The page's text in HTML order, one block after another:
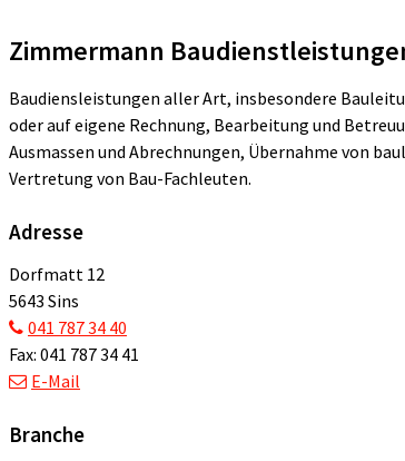
Zimmermann
Baudiensleistungen aller Art, insbesondere
oder auf eigene Rechnung, Bearbeitung und
Ausmassen und Abrechnungen, Übernahme von
Vertretung von Bau-Fachleuten.
Adresse
Dorfmatt 12
5643 Sins
041 787 34 40
Fax: 041 787 34 41
E-Mail
Branche